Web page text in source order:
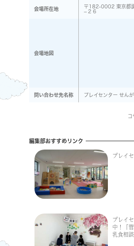
会場所在地
〒182-0002 東京都
−２６
会場地図
問い合わせ先名称 プレイセンター せん
コ
編集部おすすめリンク
プレイ
プレイ
中！「
乳食相談